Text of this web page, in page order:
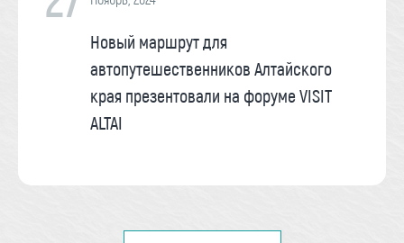
Новый маршрут для
автопутешественников Алтайского
края презентовали на форуме VISIT
ALTAI